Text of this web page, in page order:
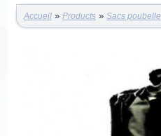
Accueil » Products » Sacs poubelle